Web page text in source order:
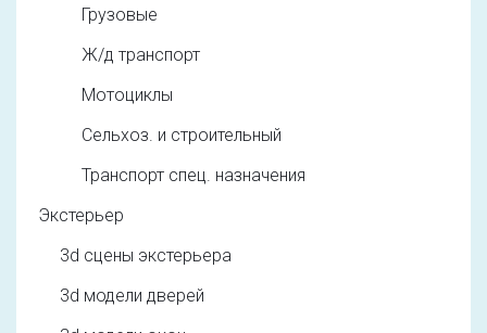
Грузовые
Ж/д транспорт
Мотоциклы
Сельхоз. и строительный
Транспорт спец. назначения
Экстерьер
3d cцены экстерьера
3d модели дверей